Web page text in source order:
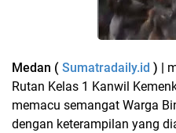
Medan ( Sumatradaily.id ) |
Rutan Kelas 1 Kanwil
memacu semangat Warga
dengan keterampilan yang